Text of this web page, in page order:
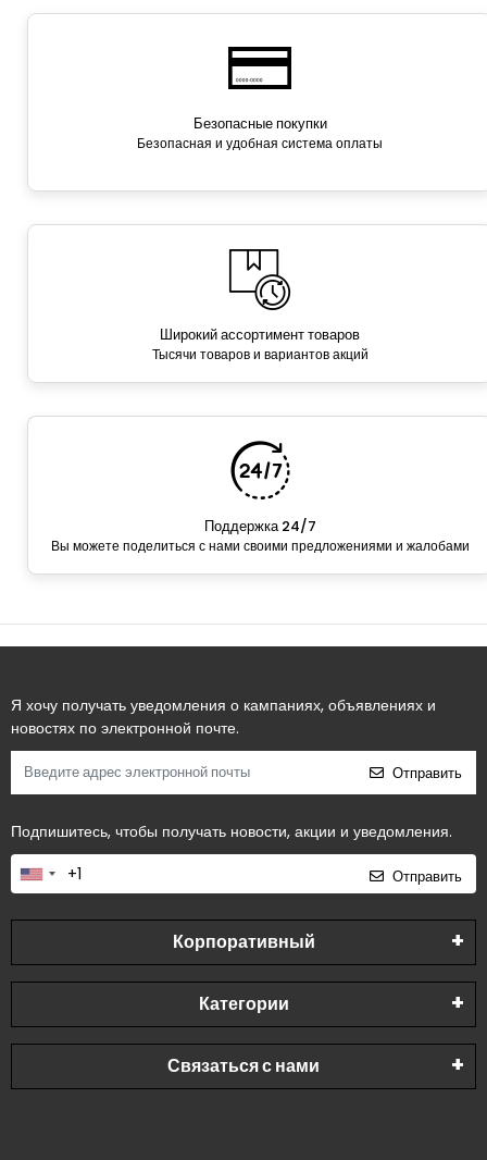
Безопасные покупки
Безопасная и удобная система оплаты
Широкий ассортимент товаров
Тысячи товаров и вариантов акций
Поддержка 24/7
Вы можете поделиться с нами своими предложениями и жалобами
Я хочу получать уведомления о кампаниях, объявлениях и
новостях по электронной почте.
Отправить
Подпишитесь, чтобы получать новости, акции и уведомления.
Отправить
Корпоративный
Категории
Связаться с нами